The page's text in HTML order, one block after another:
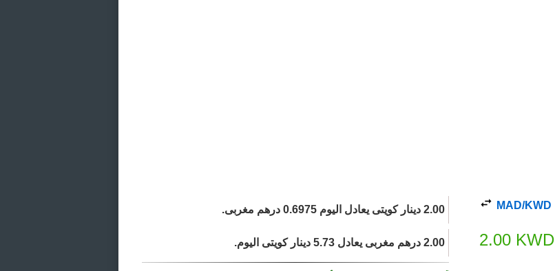
MAD/KWD
2.00 KWD
2.00 دينار كويتى يعادل اليوم 0.6975 درهم مغربى.
2.00 درهم مغربى يعادل 5.73 دينار كويتى اليوم.